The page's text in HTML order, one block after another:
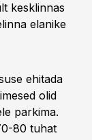
kesklinnas
elanike
ehitada
olid
parkima.
80 tuhat